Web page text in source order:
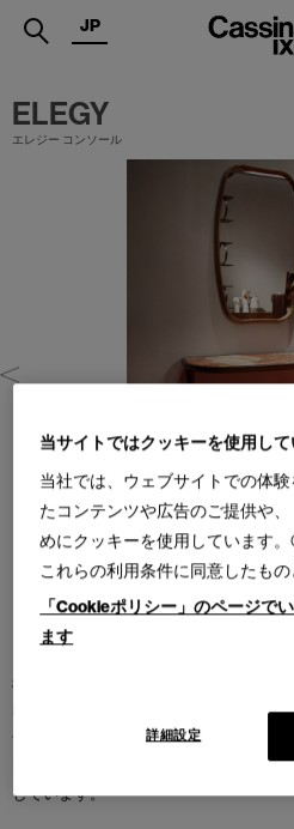
.
PRODUCTS
SHOPS
CATALOGUES
PROFESSIONAL
ONLINE STORE
JP
ELEGY
エレジー コンソール
3本脚の華奢なフレームに大理石天板を
印象を与えるコンソールです。「哀歌
ナーのロベルト・ラッツェローニらし
たスタイルで、チェコッティ・コレツ
しています。
当サイトではクッキーを使用し
当社では、ウェブサイトでの体
たコンテンツや広告のご提供や
めにクッキーを使用しています
これらの利用条件に同意したもの
「Cookieポリシー」のページで
ます
詳細設定